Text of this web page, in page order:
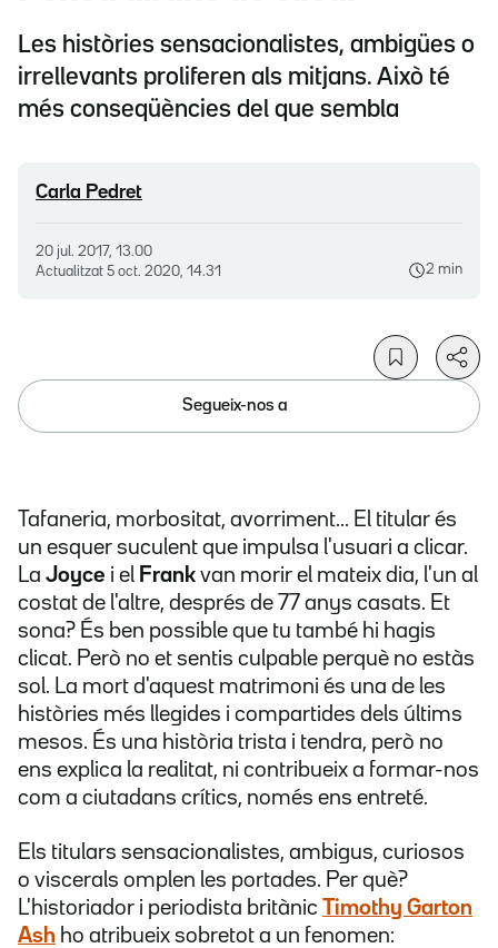
Les històries sensacionalistes, ambigües o
irrellevants proliferen als mitjans. Això té
més conseqüències del que sembla
Carla Pedret
20 jul. 2017, 13.00
Actualitzat 5 oct. 2020, 14.31 2 min
Segueix-nos a
Tafaneria, morbositat, avorriment... El titular és
un esquer suculent que impulsa l'usuari a clicar.
La Joyce i el Frank van morir el mateix dia, l'un al
costat de l'altre, després de 77 anys casats. Et
sona? És ben possible que tu també hi hagis
clicat. Però no et sentis culpable perquè no estàs
sol. La mort d'aquest matrimoni és una de les
històries més llegides i compartides dels últims
mesos. És una història trista i tendra, però no
ens explica la realitat, ni contribueix a formar-nos
com a ciutadans crítics, només ens entreté.
Els titulars sensacionalistes, ambigus, curiosos
o viscerals omplen les portades. Per què?
L'historiador i periodista britànic Timothy Garton
Ash ho atribueix sobretot a un fenomen: